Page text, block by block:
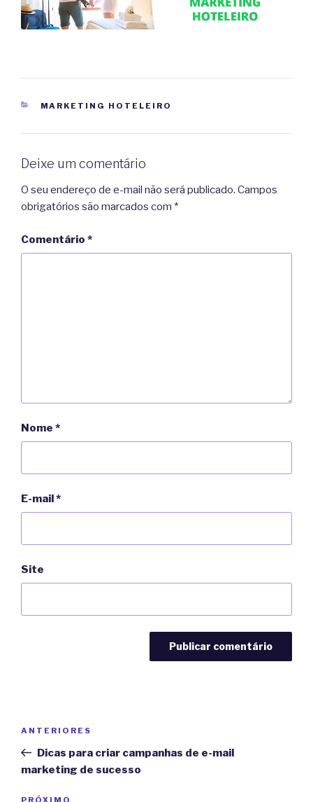
CATEGORIAS
MARKETING HOTELEIRO
Deixe um comentário
O seu endereço de e-mail não será publicado. Campos
obrigatórios são marcados com *
Comentário *
Nome *
E-mail*
Site
Post
Post
anterior
ANTERIORES
Dicas para criar campanhas de e-mail
marketing de sucesso